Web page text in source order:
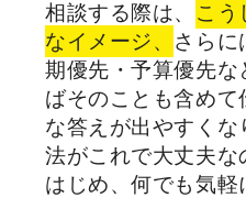
相談する際は、 こう
なイメージ、 さらに
期優先・予算優先な
ばそのことも含め
な答えが出やすく
法がこれで大丈夫な
はじめ、何でも気